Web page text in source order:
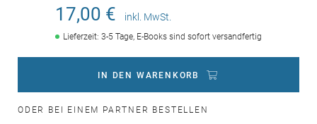
17,00 € inkl. MwSt.
Lieferzeit: 3-5 Tage, E-Books sind sofort versandfertig
IN DEN WARENKORB
ODER BEI EINEM PARTNER BESTELLEN